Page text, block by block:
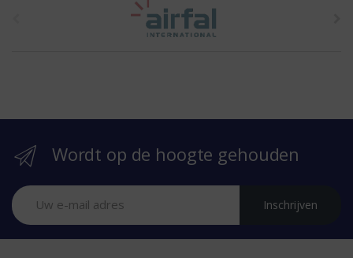
r
Wordt op de hoogte gehouden
Inschrijven